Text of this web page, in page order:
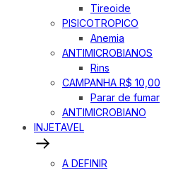
Tireoide
PISICOTROPICO
Anemia
ANTIMICROBIANOS
Rins
CAMPANHA R$ 10,00
Parar de fumar
ANTIMICROBIANO
INJETAVEL
A DEFINIR